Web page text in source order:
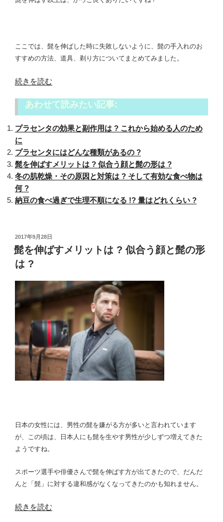
ここでは、髭を伸ばした時に失敗しないように、髭の手入れのお
すすめの方法、道具、剃り方についてまとめてみました。
“髭
入
れ
お
す
す
め
の
方
?
道
具
剃
方
は
?”
の
続きを読む
あわせて読みたい記事:
プラセンタの効果と副作用は ? これから始める人のため
に
プラセンタにはどんな種類があるの ?
髭を伸ばすメリットは ? 似合う顔と髭の形は ?
冬の肌乾燥・その原因と対策は ? そして有効な食べ物は
何 ?
納豆の食べ過ぎで生理不順になる !? 量はどれくらい ?
投
稿
日:
2017年9月28日
髭を伸ばすメリットは ? 似合う顔と髭の形
は ?
日本の女性には、男性の髭を嫌がる方が多いと言われています
が、この頃は、日本人にも髭を生やす男性が少しずつ増えてきた
ようですね。
スポーツ選手や俳優さんで髭を伸ばす方が出てきたので、だんだ
んと「髭」に対する違和感がなくなってきたのかも知れません。
“髭
続きを読む